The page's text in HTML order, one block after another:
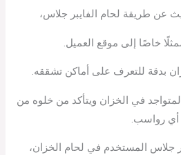
عن طريقة لحام الفايبر جلاس،
خاصًا إلى موقع العميل.
بدقة للتعرف على أماكن تشققه.
في الخزان ويتأكد من خلوه من
أي رواسب.
جلاس المستخدم في لحام الخزان،